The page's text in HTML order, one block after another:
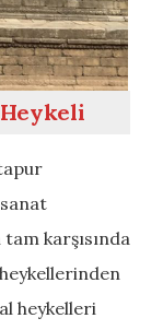
karşısında
heykelleri